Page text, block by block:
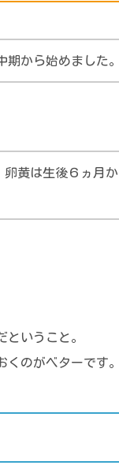
から始めました。
卵黄は生後６ヵ月か
ということ。
くのがベターです。